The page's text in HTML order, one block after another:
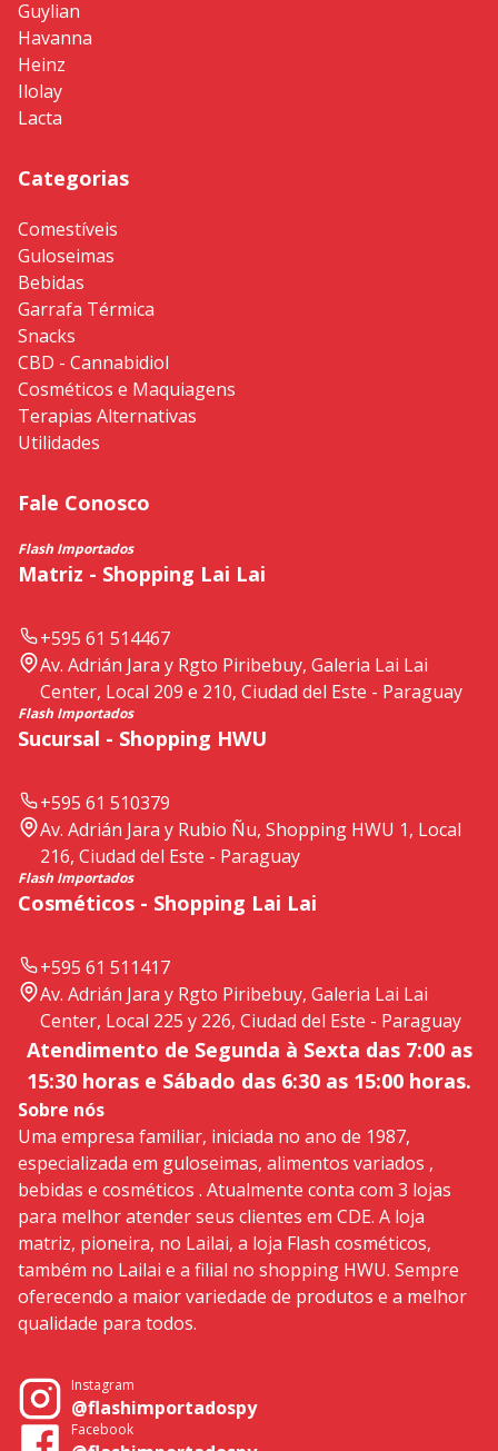
Guylian
Havanna
Heinz
Ilolay
Lacta
Categorias
Comestíveis
Guloseimas
Bebidas
Garrafa Térmica
Snacks
CBD - Cannabidiol
Cosméticos e Maquiagens
Terapias Alternativas
Utilidades
Fale Conosco
Flash Importados
Matriz - Shopping Lai Lai
+595 61 514467
Av. Adrián Jara y Rgto Piribebuy, Galeria Lai Lai
Center, Local 209 e 210, Ciudad del Este - Paraguay
Flash Importados
Sucursal - Shopping HWU
+595 61 510379
Av. Adrián Jara y Rubio Ñu, Shopping HWU 1, Local
216, Ciudad del Este - Paraguay
Flash Importados
Cosméticos - Shopping Lai Lai
+595 61 511417
Av. Adrián Jara y Rgto Piribebuy, Galeria Lai Lai
Center, Local 225 y 226, Ciudad del Este - Paraguay
Atendimento de Segunda à Sexta das 7:00 as
15:30 horas e Sábado das 6:30 as 15:00 horas.
Sobre nós
Uma empresa familiar, iniciada no ano de 1987,
especializada em guloseimas, alimentos variados ,
bebidas e cosméticos . Atualmente conta com 3 lojas
para melhor atender seus clientes em CDE. A loja
matriz, pioneira, no Lailai, a loja Flash cosméticos,
também no Lailai e a filial no shopping HWU. Sempre
oferecendo a maior variedade de produtos e a melhor
qualidade para todos.
Instagram
@flashimportadospy
Facebook